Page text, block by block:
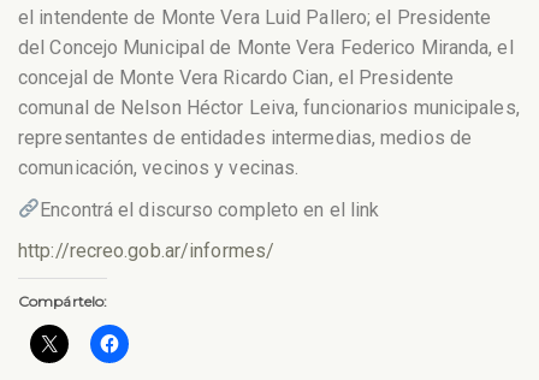
el intendente de Monte Vera Luid Pallero; el Presidente
del Concejo Municipal de Monte Vera Federico Miranda, el
concejal de Monte Vera Ricardo Cian, el Presidente
comunal de Nelson Héctor Leiva, funcionarios municipales,
representantes de entidades intermedias, medios de
comunicación, vecinos y vecinas.
Encontrá el discurso completo en el link
http://recreo.gob.ar/informes/
Compártelo: